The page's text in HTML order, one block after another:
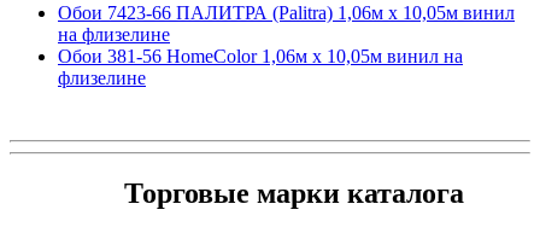
Обои 7423-66 ПАЛИТРА (Palitra) 1,06м х 10,05м винил
на флизелине
Обои 381-56 HomeColor 1,06м х 10,05м винил на
флизелине
Торговые марки каталога